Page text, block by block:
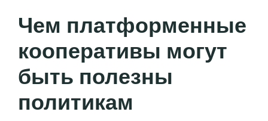
Чем платформенные
кооперативы могут
быть полезны
политикам